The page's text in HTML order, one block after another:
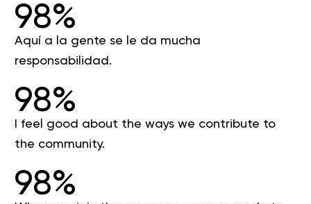
98%
Aquí a la gente se le da mucha
responsabilidad.
98%
I feel good about the ways we contribute to
the community.
98%